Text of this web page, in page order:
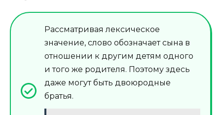
Рассматривая лексическое
значение, слово обозначает сына в
отношении к другим детям одного
и того же родителя. Поэтому здесь
даже могут быть двоюродные
братья.